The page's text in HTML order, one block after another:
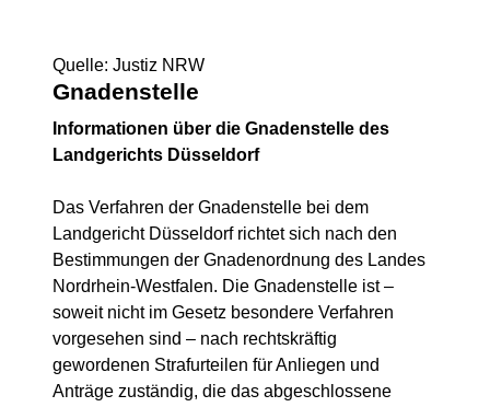
Quelle: Justiz NRW
Gnadenstelle
Informationen über die Gnadenstelle des
Landgerichts Düsseldorf
Das Verfahren der Gnadenstelle bei dem
Landgericht Düsseldorf richtet sich nach den
Bestimmungen der Gnadenordnung des Landes
Nordrhein-Westfalen. Die Gnadenstelle ist –
soweit nicht im Gesetz besondere Verfahren
vorgesehen sind – nach rechtskräftig
gewordenen Strafurteilen für Anliegen und
Anträge zuständig, die das abgeschlossene